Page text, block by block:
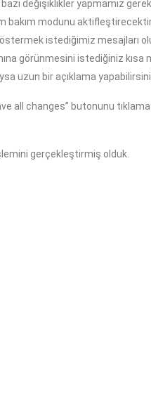
değişiklikler yapmamız
bakım modunu
istediğimiz mesajları
görünmesini istediğiniz kısa
uzun bir açıklama
all changes” butonunu
gerçekleştirmiş olduk.